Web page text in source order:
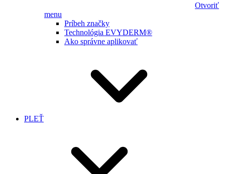
Otvoriť
menu
Príbeh značky
Technológia EVYDERM®
Ako správne aplikovať
PLEŤ